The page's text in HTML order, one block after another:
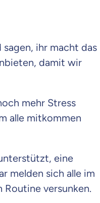
ihr macht das
damit wir
mehr Stress
alle mitkommen
eine
melden sich alle im
versunken.